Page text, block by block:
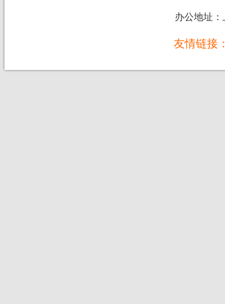
办公地址
友情链